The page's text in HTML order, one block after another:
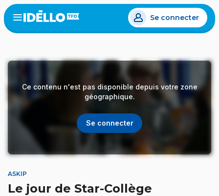
Aller
au
contenu
Open
menu
Se connecter
Ce contenu n'est pas disponible depuis votre zone
géographique.
Se connecter
ASKIP
Le jour de Star-Collège